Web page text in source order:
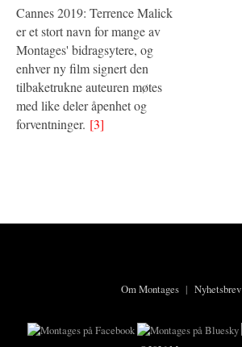
Cannes 2019: Terrence Malick
er et stort navn for mange av
Montages' bidragsytere, og
enhver ny film signert den
tilbaketrukne auteuren møtes
med like deler åpenhet og
forventninger. [3]
Om Montages| Nyhetsbrev